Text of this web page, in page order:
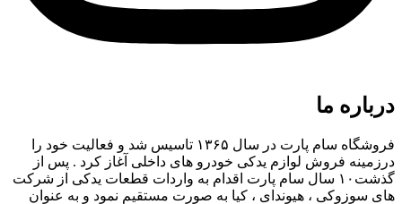
درباره ما
فروشگاه سام پارت در سال ۱۳۶۵ تاسیس شد و فعالیت خود را
درزمینه فروش لوازم یدکی خودرو های داخلی آغاز کرد . پس از
گذشت۱۰ سال سام پارت اقدام به واردات قطعات یدکی از شرکت
های سوزوکی ، هیوندای ، کیا به صورت مستقیم نمود و به عنوان